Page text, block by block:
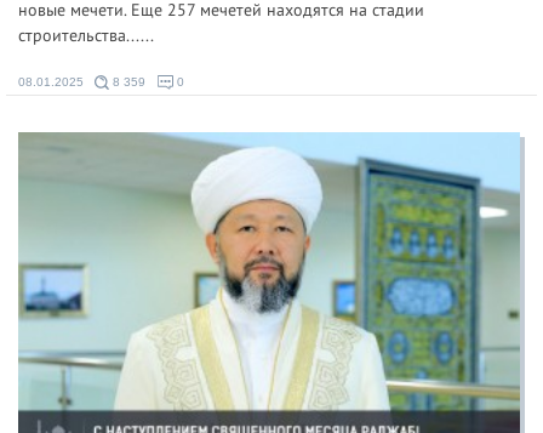
новые мечети. Еще 257 мечетей находятся на стадии
строительства......
08.01.2025 8 359 0